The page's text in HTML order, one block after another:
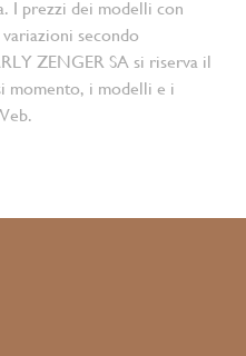
I prezzi dei modelli con
secondo
ZENGER SA si riserva il
momento, i modelli e i